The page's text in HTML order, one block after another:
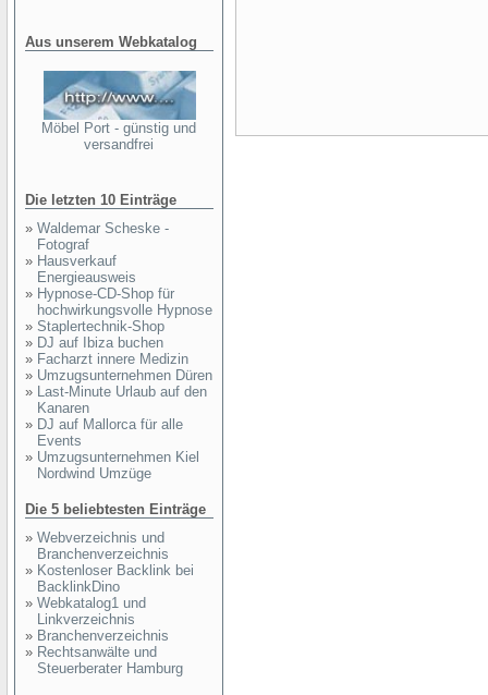
Aus unserem Webkatalog
Möbel Port - günstig und
versandfrei
Die letzten 10 Einträge
» Waldemar Scheske -
Fotograf
» Hausverkauf
Energieausweis
» Hypnose-CD-Shop für
hochwirkungsvolle Hypnose
» Staplertechnik-Shop
» DJ auf Ibiza buchen
» Facharzt innere Medizin
» Umzugsunternehmen Düren
» Last-Minute Urlaub auf den
Kanaren
» DJ auf Mallorca für alle
Events
» Umzugsunternehmen Kiel
Nordwind Umzüge
Die 5 beliebtesten Einträge
» Webverzeichnis und
Branchenverzeichnis
» Kostenloser Backlink bei
BacklinkDino
» Webkatalog1 und
Linkverzeichnis
» Branchenverzeichnis
» Rechtsanwälte und
Steuerberater Hamburg